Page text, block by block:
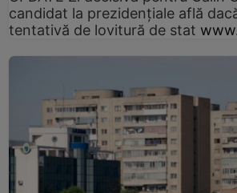
candidat la prezidențiale află
tentativă de lovitură de stat